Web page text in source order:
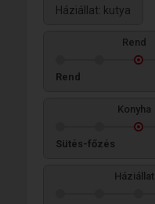
Háziállat: kutya
Rend
Rend
Konyha
Sütés-főzés
Háziállat